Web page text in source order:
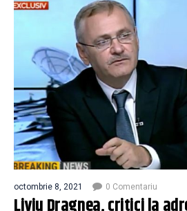
octombrie 8, 2021 0 Comentariu